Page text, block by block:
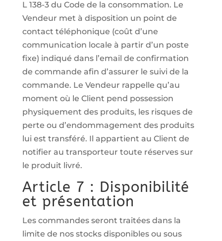
L 138-3 du Code de la consommation. Le
Vendeur met à disposition un point de
contact téléphonique (coût d’une
communication locale à partir d’un poste
fixe) indiqué dans l’email de confirmation
de commande afin d’assurer le suivi de la
commande. Le Vendeur rappelle qu’au
moment où le Client pend possession
physiquement des produits, les risques de
perte ou d’endommagement des produits
lui est transféré. Il appartient au Client de
notifier au transporteur toute réserves sur
le produit livré.
Article 7 : Disponibilité
et présentation
Les commandes seront traitées dans la
limite de nos stocks disponibles ou sous